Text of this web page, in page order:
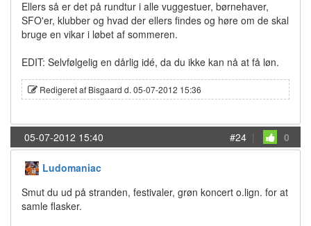
Ellers så er det på rundtur i alle vuggestuer, børnehaver,
SFO'er, klubber og hvad der ellers findes og høre om de skal
bruge en vikar i løbet af sommeren.
EDIT: Selvfølgelig en dårlig idé, da du ikke kan nå at få løn.
Redigeret af Bisgaard d. 05-07-2012 15:36
05-07-2012 15:40 #24 | 0
Ludomaniac
Smut du ud på stranden, festivaler, grøn koncert o.lign. for at
samle flasker.